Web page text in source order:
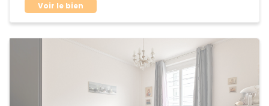
Voir le bien